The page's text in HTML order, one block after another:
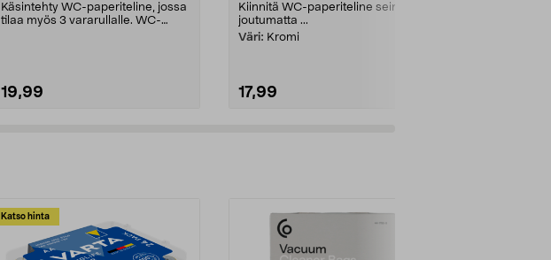
Käsintehty WC-paperiteline, jossa
tilaa myös 3 vararullalle. WC-
19,99
Kiinnitä WC-paperiteline seinälle
joutumatta ...
Väri: Kromi
17,99
Katso hinta